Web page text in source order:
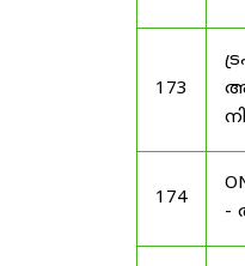
173
174
-